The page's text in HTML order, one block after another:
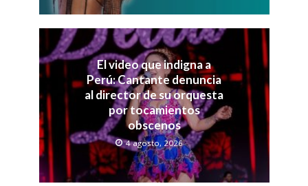
El video que indigna a
Perú: Cantante denuncia
al director de su orquesta
por tocamientos
obscenos
4 agosto, 2026